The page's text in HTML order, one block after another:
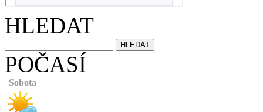
HLEDAT
POČASÍ
Sobota